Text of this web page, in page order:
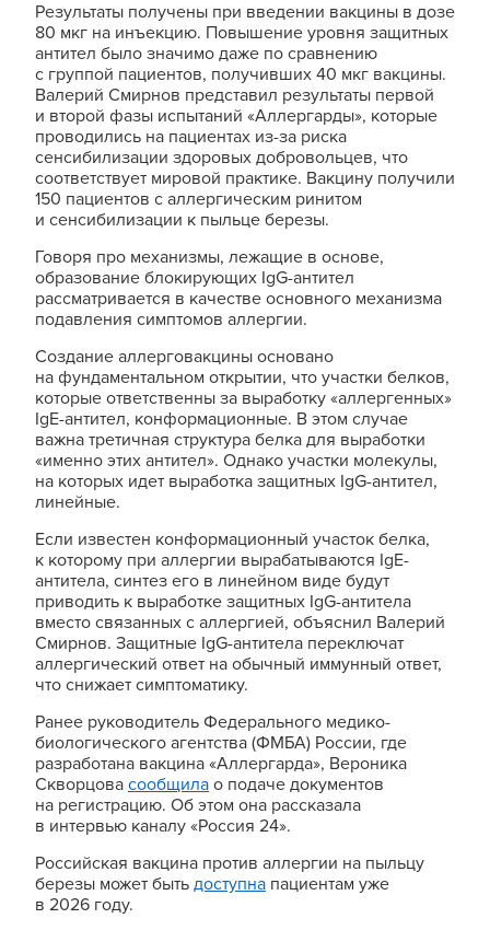
Результаты получены при введении вакцины в дозе
80 мкг на инъекцию. Повышение уровня защитных
антител было значимо даже по сравнению
с группой пациентов, получивших 40 мкг вакцины.
Валерий Смирнов представил результаты первой
и второй фазы испытаний «Аллергарды», которые
проводились на пациентах из-за риска
сенсибилизации здоровых добровольцев, что
соответствует мировой практике. Вакцину получили
150 пациентов с аллергическим ринитом
и сенсибилизации к пыльце березы.
Говоря про механизмы, лежащие в основе,
образование блокирующих IgG-антител
рассматривается в качестве основного механизма
подавления симптомов аллергии.
Создание аллерговакцины основано
на фундаментальном открытии, что участки белков,
которые ответственны за выработку «аллергенных»
IgE-антител, конформационные. В этом случае
важна третичная структура белка для выработки
«именно этих антител». Однако участки молекулы,
на которых идет выработка защитных IgG-антител,
линейные.
Если известен конформационный участок белка,
к которому при аллергии вырабатываются IgE-
антитела, синтез его в линейном виде будут
приводить к выработке защитных IgG-антитела
вместо связанных с аллергией, объяснил Валерий
Смирнов. Защитные IgG-антитела переключат
аллергический ответ на обычный иммунный ответ,
что снижает симптоматику.
Ранее руководитель Федерального медико-
биологического агентства (ФМБА) России, где
разработана вакцина «Аллергарда», Вероника
Скворцова сообщила о подаче документов
на регистрацию. Об этом она рассказала
в интервью каналу «Россия 24».
Российская вакцина против аллергии на пыльцу
березы может быть доступна пациентам уже
в 2026 году.